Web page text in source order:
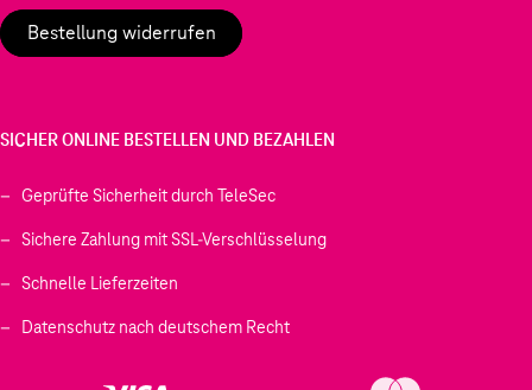
Bestellung widerrufen
SICHER ONLINE BESTELLEN UND BEZAHLEN
Geprüfte Sicherheit durch TeleSec
Sichere Zahlung mit SSL-Verschlüsselung
Schnelle Lieferzeiten
Datenschutz nach deutschem Recht